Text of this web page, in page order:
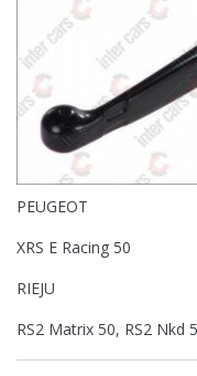
PEUGEOT
XRS E Racing 50
RIEJU
RS2 Matrix 50, RS2 Nkd